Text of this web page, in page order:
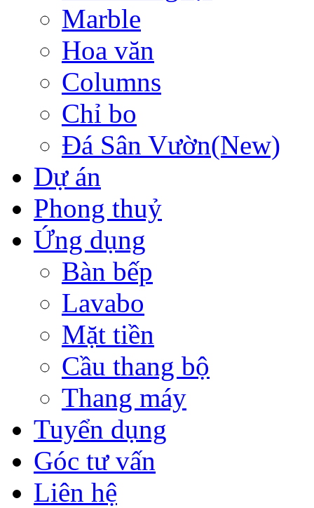
Marble
Hoa văn
Columns
Chỉ bo
Đá Sân Vườn(New)
Dự án
Phong thuỷ
Ứng dụng
Bàn bếp
Lavabo
Mặt tiền
Cầu thang bộ
Thang máy
Tuyển dụng
Góc tư vấn
Liên hệ